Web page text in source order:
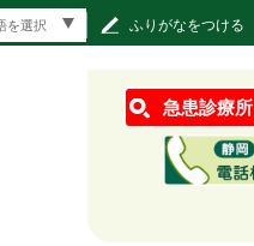
ふりがなをつける
急患診療所